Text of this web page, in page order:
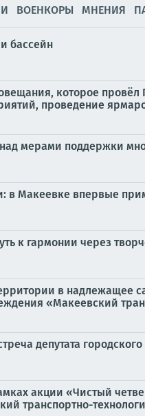
ВОЕНКОРЫ МНЕНИЯ
бассейн
которое
проведение
мерами поддержки
в Макеевке впервые
к гармонии через
в надлежащее
«Макеевский
депутата
акции «Чистый
транспортно-